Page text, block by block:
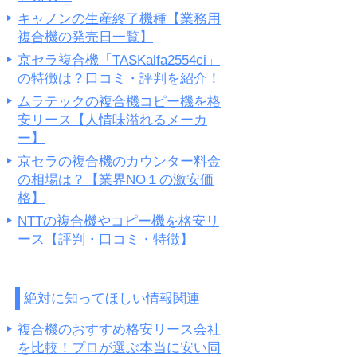
キャノンの生産終了機種【業務用
複合機の発売日一覧】
京セラ複合機「TASKalfa2554ci」
の特徴は？口コミ・評判を紹介！
ムラテックの複合機コピー機を格
安リース【人情味溢れるメーカ
ー】
京セラの複合機のカウンター料金
の相場は？【業界NO１の激安価
格】
NTTの複合機やコピー機を格安リ
ース【評判・口コミ・特徴】
絶対に知ってほしい情報関連
複合機のおすすめ格安リース会社
を比較！プロが選ぶ本当に安い同